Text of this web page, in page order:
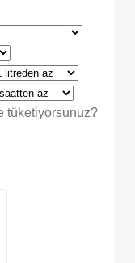
tüketiyorsunuz?